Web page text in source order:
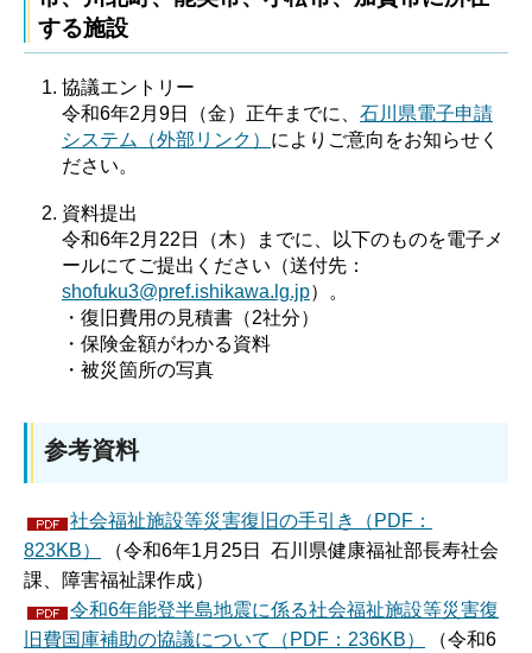
する施設
協議エントリー
令和6年2月9日（金）正午までに、 石川県電子申請
システム（外部リンク） によりご意向をお知らせく
ださい。
資料提出
令和6年2月22日（木）までに、以下のものを電子メ
ールにてご提出ください（送付先：
shofuku3@pref.ishikawa.lg.jp）。
・復旧費用の見積書（2社分）
・保険金額がわかる資料
・被災箇所の写真
参考資料
社会福祉施設等災害復旧の手引き（PDF：
823KB）
（令和6年1月25日 石川県健康福祉部長寿社会
課、障害福祉課作成）
令和6年能登半島地震に係る社会福祉施設等災害復
旧費国庫補助の協議について（PDF：236KB）
（令和6